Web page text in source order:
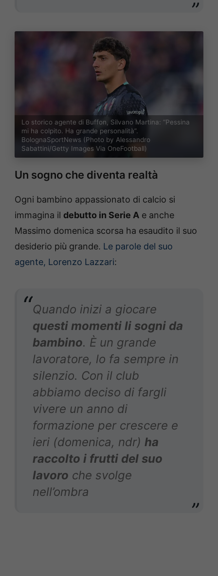
Lo storico agente di Buffon, Silvano Martina: “Pessina
mi ha colpito. Ha grande personalità”.
BolognaSportNews (Photo by Alessandro
Sabattini/Getty Images Via OneFootball)
Un sogno che diventa realtà
Ogni bambino appassionato di calcio si
immagina il debutto in Serie A e anche
Massimo domenica scorsa ha esaudito il suo
desiderio più grande. Le parole del suo
agente, Lorenzo Lazzari:
Quando inizi a giocare
questi momenti li sogni da
bambino. È un grande
lavoratore, lo fa sempre in
silenzio. Con il club
abbiamo deciso di fargli
vivere un anno di
formazione per crescere e
ieri (domenica, ndr) ha
raccolto i frutti del suo
lavoro che svolge
nell’ombra